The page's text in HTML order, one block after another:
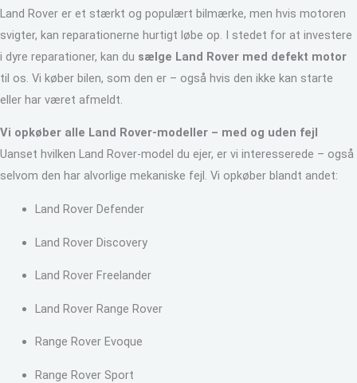
Land Rover er et stærkt og populært bilmærke, men hvis motoren
svigter, kan reparationerne hurtigt løbe op. I stedet for at investere
i dyre reparationer, kan du sælge Land Rover med defekt motor
til os. Vi køber bilen, som den er – også hvis den ikke kan starte
eller har været afmeldt.
Vi opkøber alle Land Rover-modeller – med og uden fejl
Uanset hvilken Land Rover-model du ejer, er vi interesserede – også
selvom den har alvorlige mekaniske fejl. Vi opkøber blandt andet:
Land Rover Defender
Land Rover Discovery
Land Rover Freelander
Land Rover Range Rover
Range Rover Evoque
Range Rover Sport